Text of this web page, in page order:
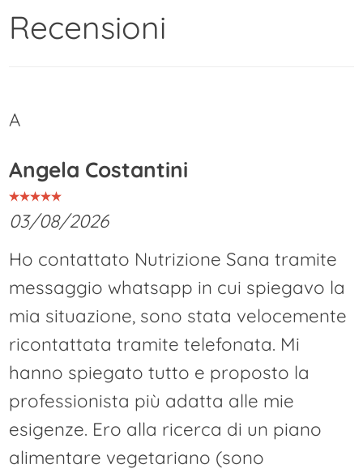
Recensioni
A
Angela Costantini
03/08/2026
Ho contattato Nutrizione Sana tramite
messaggio whatsapp in cui spiegavo la
mia situazione, sono stata velocemente
ricontattata tramite telefonata. Mi
hanno spiegato tutto e proposto la
professionista più adatta alle mie
esigenze. Ero alla ricerca di un piano
alimentare vegetariano (sono